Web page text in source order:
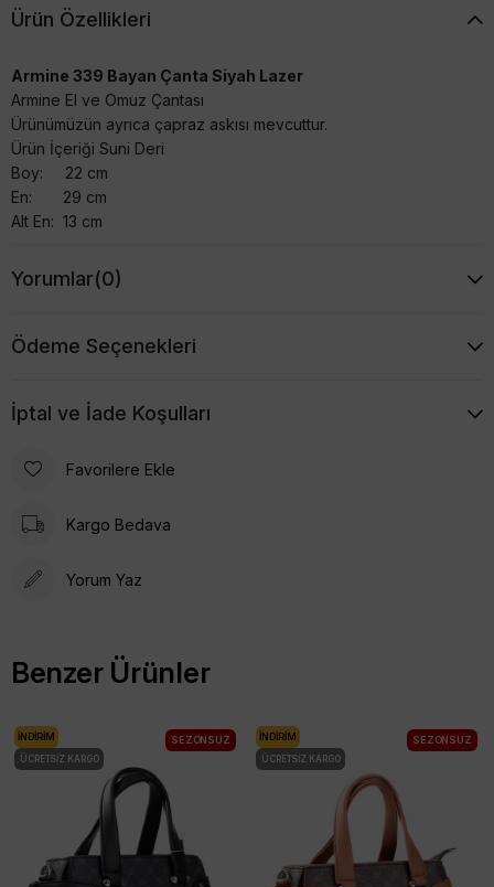
Ürün Özellikleri
Armine 339 Bayan Çanta Siyah Lazer
Armine El ve Omuz Çantası
Ürünümüzün ayrıca çapraz askısı mevcuttur.
Ürün İçeriği Suni Deri
Boy: 22 cm
En: 29 cm
Alt En: 13 cm
Yorumlar(0)
Ödeme Seçenekleri
İptal ve İade Koşulları
Favorilere Ekle
Kargo Bedava
Yorum Yaz
Benzer Ürünler
İNDIRIM
ÜCRETSIZ KARGO
SEZONSUZ İNDIRIM
ÜCRETSIZ KARGO
SEZONSUZ